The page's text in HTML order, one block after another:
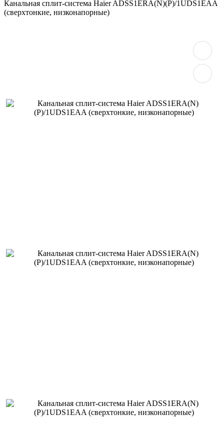
Канальная сплит-система Haier ADSS1ERA(N)(P)/1UDS1EAA
(сверхтонкие, низконапорные)